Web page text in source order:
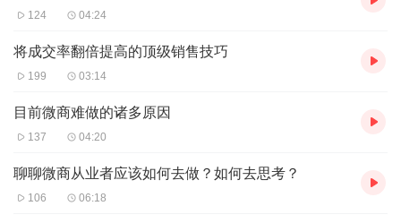
124 04:24
将成交率翻倍提高的顶级销售技巧
199 03:14
目前微商难做的诸多原因
137 04:20
聊聊微商从业者应该如何去做？如何去思考？
106 06:18